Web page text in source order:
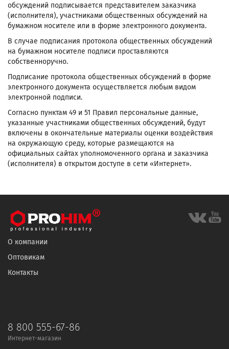
обсуждений подписывается представителем заказчика
(исполнителя), участниками общественных обсуждений на
бумажном носителе или в форме электронного документа.
В случае подписания протокола общественных обсуждений
на бумажном носителе подписи проставляются
собственноручно.
Подписание протокола общественных обсуждений в форме
электронного документа осуществляется любым видом
электронной подписи.
Согласно пунктам 49 и 51 Правил персональные данные,
указанные участниками общественных обсуждений, будут
включены в окончательные материалы оценки воздействия
на окружающую среду, которые размещаются на
официальных сайтах уполномоченного органа и заказчика
(исполнителя) в открытом доступе в сети «Интернет».
О компании
Оптовикам
Контакты
8 800 555-67-86
Интернет-магазин